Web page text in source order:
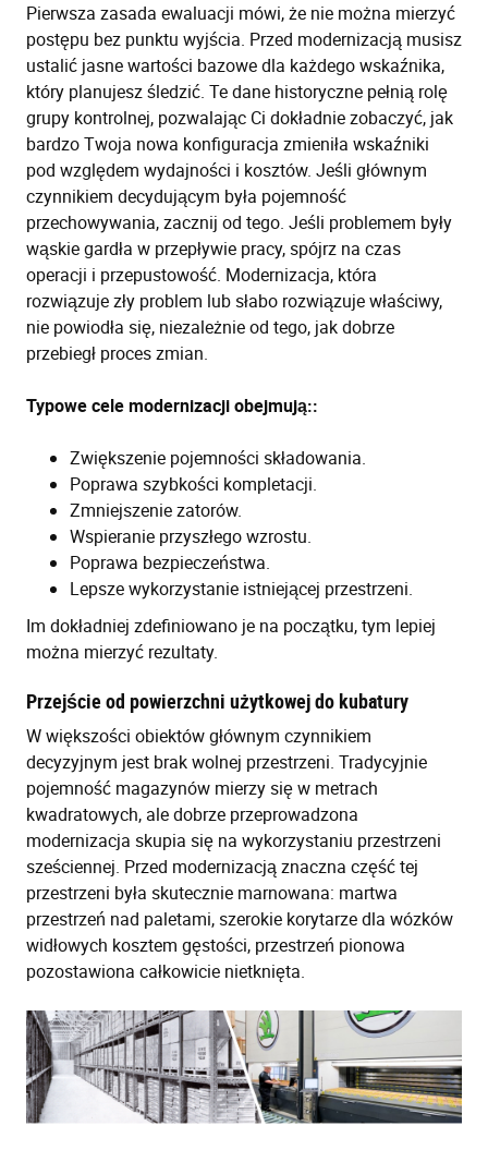
Pierwsza zasada ewaluacji mówi, że nie można mierzyć
postępu bez punktu wyjścia. Przed modernizacją musisz
ustalić jasne wartości bazowe dla każdego wskaźnika,
który planujesz śledzić. Te dane historyczne pełnią rolę
grupy kontrolnej, pozwalając Ci dokładnie zobaczyć, jak
bardzo Twoja nowa konfiguracja zmieniła wskaźniki
pod względem wydajności i kosztów. Jeśli głównym
czynnikiem decydującym była pojemność
przechowywania, zacznij od tego. Jeśli problemem były
wąskie gardła w przepływie pracy, spójrz na czas
operacji i przepustowość. Modernizacja, która
rozwiązuje zły problem lub słabo rozwiązuje właściwy,
nie powiodła się, niezależnie od tego, jak dobrze
przebiegł proces zmian.
Typowe cele modernizacji obejmują::
Zwiększenie pojemności składowania.
Poprawa szybkości kompletacji.
Zmniejszenie zatorów.
Wspieranie przyszłego wzrostu.
Poprawa bezpieczeństwa.
Lepsze wykorzystanie istniejącej przestrzeni.
Im dokładniej zdefiniowano je na początku, tym lepiej
można mierzyć rezultaty.
Przejście od powierzchni użytkowej do kubatury
W większości obiektów głównym czynnikiem
decyzyjnym jest brak wolnej przestrzeni. Tradycyjnie
pojemność magazynów mierzy się w metrach
kwadratowych, ale dobrze przeprowadzona
modernizacja skupia się na wykorzystaniu przestrzeni
sześciennej. Przed modernizacją znaczna część tej
przestrzeni była skutecznie marnowana: martwa
przestrzeń nad paletami, szerokie korytarze dla wózków
widłowych kosztem gęstości, przestrzeń pionowa
pozostawiona całkowicie nietknięta.